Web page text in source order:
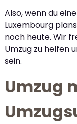
Also, wenn du
Luxembourg
noch heute. Wir
Umzug zu helfen
sein.
Umzug